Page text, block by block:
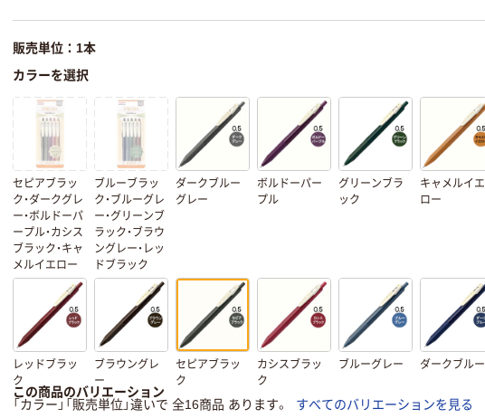
販売単位：1本
カラーを選択
セピアブラッ
ク・ダークグレ
ー・ボルドーパ
ープル・カシス
ブラック・キャ
メルイエロー
ブルーブラッ
ク・ブルーグレ
ー・グリーンブ
ラック・ブラウ
ングレー・レッ
ドブラック
ダークブルー
グレー
ボルドーパー
プル
グリーンブラ
ック
キャメルイエ
ロー
レッドブラッ
ク
ブラウングレ
ー
セピアブラッ
ク
カシスブラッ
ク
ブルーグレー ダークブルー
この商品のバリエーション
「カラー」「販売単位」違いで 全16商品 あります。
すべてのバリエーションを見る